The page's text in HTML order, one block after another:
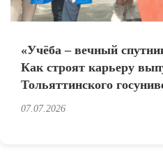
«Учёба – вечный
Как строят карьеру
Тольяттинского
07.07.2026